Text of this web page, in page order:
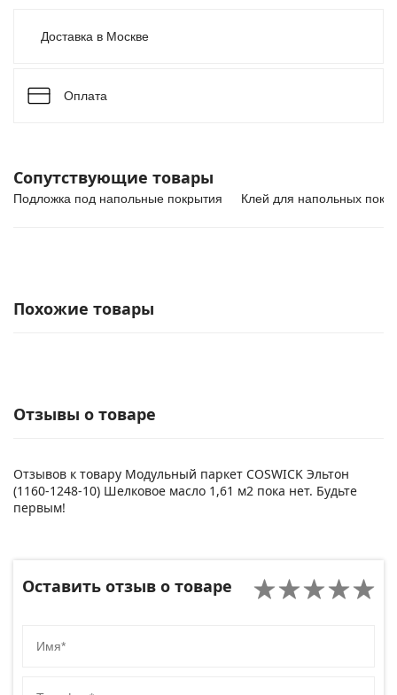
Доставка в Москве
Оплата
Сопутствующие товары
Подложка под напольные покрытия Клей для напольных
Похожие товары
Отзывы о товаре
Отзывов к товару Модульный паркет COSWICK Эльтон
(1160-1248-10) Шелковое масло 1,61 м2 пока нет. Будьте
первым!
Оставить отзыв о товаре